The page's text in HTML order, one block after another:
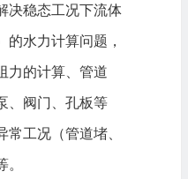
决稳态工况下流体
的水力计算问题，
力的计算、管道
、阀门、孔板等
工况（管道堵、